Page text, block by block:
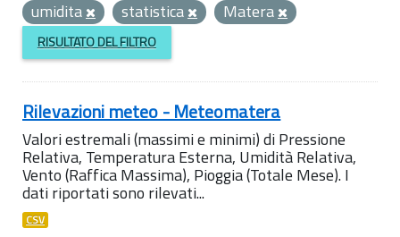
umidita
statistica Matera
RISULTATO DEL FILTRO
Rilevazioni meteo - Meteomatera
Valori estremali (massimi e minimi) di Pressione
Relativa, Temperatura Esterna, Umidità Relativa,
Vento (Raffica Massima), Pioggia (Totale Mese). I
dati riportati sono rilevati...
CSV